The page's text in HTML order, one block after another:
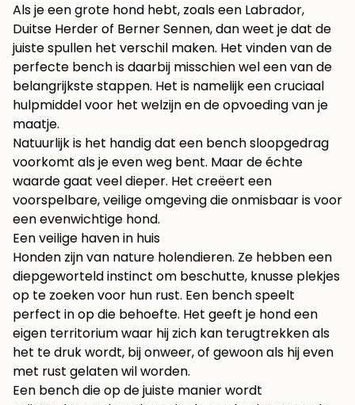
Als je een grote hond hebt, zoals een Labrador,
Duitse Herder of Berner Sennen, dan weet je dat de
juiste spullen het verschil maken. Het vinden van de
perfecte bench is daarbij misschien wel een van de
belangrijkste stappen. Het is namelijk een cruciaal
hulpmiddel voor het welzijn en de opvoeding van je
maatje.
Natuurlijk is het handig dat een bench sloopgedrag
voorkomt als je even weg bent. Maar de échte
waarde gaat veel dieper. Het creëert een
voorspelbare, veilige omgeving die onmisbaar is voor
een evenwichtige hond.
Een veilige haven in huis
Honden zijn van nature holendieren. Ze hebben een
diepgeworteld instinct om beschutte, knusse plekjes
op te zoeken voor hun rust. Een bench speelt
perfect in op die behoefte. Het geeft je hond een
eigen territorium waar hij zich kan terugtrekken als
het te druk wordt, bij onweer, of gewoon als hij even
met rust gelaten wil worden.
Een bench die op de juiste manier wordt